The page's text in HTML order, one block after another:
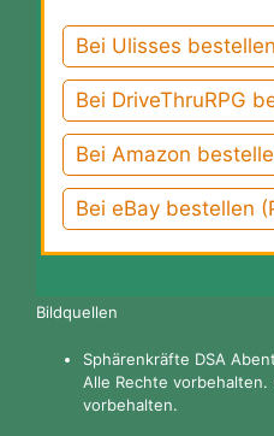
Bei Ulisses
Bei DriveThruRPG
Bei Amazon
Bei eBay bestellen
Bildquellen
Sphärenkräfte DSA
Alle Rechte
vorbehalten.